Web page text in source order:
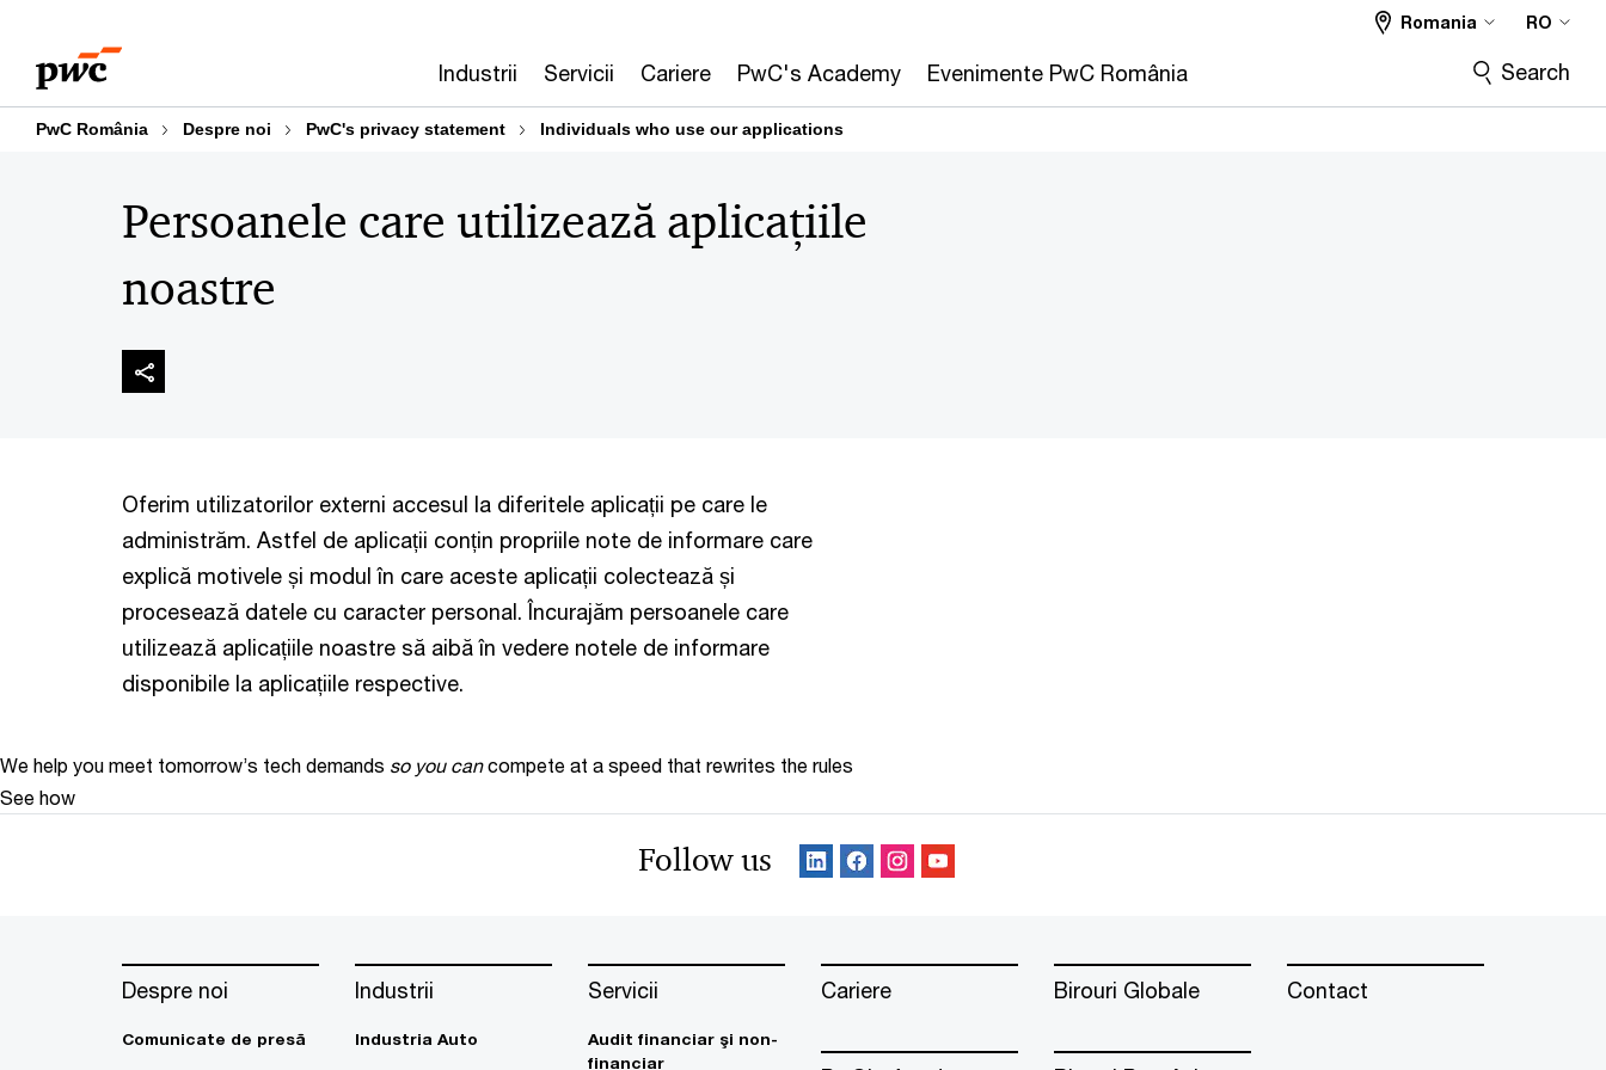
content
footer
Industrii Servicii Cariere PwC's Academy Evenimente PwC România
Romania RO
Search
PwC România Despre noi PwC's privacy statement Individuals who use our applications
Persoanele care utilizează aplicațiile
noastre
Oferim utilizatorilor externi accesul la diferitele aplicații pe care le
administrăm. Astfel de aplicații conțin propriile note de informare care
explică motivele și modul în care aceste aplicații colectează și
procesează datele cu caracter personal. Încurajăm persoanele care
utilizează aplicațiile noastre să aibă în vedere notele de informare
disponibile la aplicațiile respective.
We help you meet tomorrow’s tech demands so you can compete at a speed that rewrites the rules
See how
Follow us
Despre noi
Comunicate de presă
Industrii
Industria Auto
Servicii
Audit financiar şi non-
financiar
Cariere Birouri Globale Contact